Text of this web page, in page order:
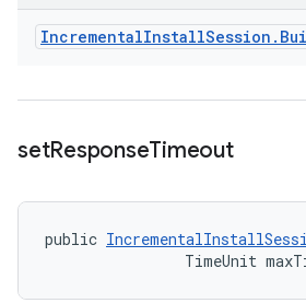
IncrementalInstallSession .
setResponseTimeout
public
TimeUnit